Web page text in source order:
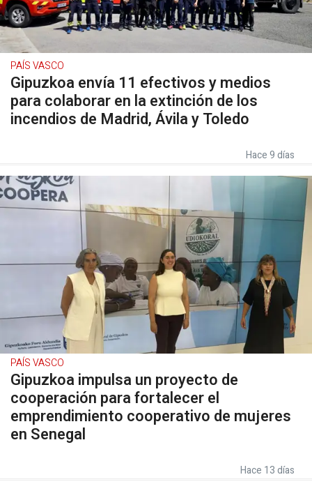
PAÍS VASCO
Gipuzkoa envía 11 efectivos y medios
para colaborar en la extinción de los
incendios de Madrid, Ávila y Toledo
Hace 9 días
PAÍS VASCO
Gipuzkoa impulsa un proyecto de
cooperación para fortalecer el
emprendimiento cooperativo de mujeres
en Senegal
Hace 13 días